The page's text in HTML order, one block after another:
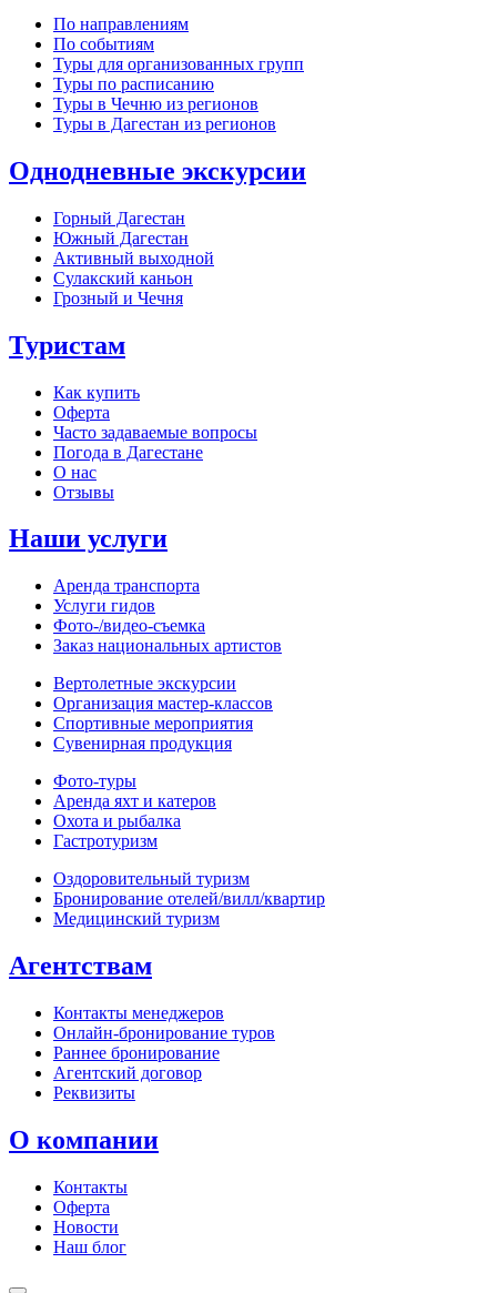
По направлениям
По событиям
Туры для организованных групп
Туры по расписанию
Туры в Чечню из регионов
Туры в Дагестан из регионов
Однодневные экскурсии
Горный Дагестан
Южный Дагестан
Активный выходной
Сулакский каньон
Грозный и Чечня
Туристам
Как купить
Оферта
Часто задаваемые вопросы
Погода в Дагестане
О нас
Отзывы
Наши услуги
Аренда транспорта
Услуги гидов
Фото-/видео‑съемка
Заказ национальных артистов
Вертолетные экскурсии
Организация мастер‑классов
Спортивные мероприятия
Сувенирная продукция
Фото‑туры
Аренда яхт и катеров
Охота и рыбалка
Гастротуризм
Оздоровительный туризм
Бронирование отелей/вилл/квартир
Медицинский туризм
Агентствам
Контакты менеджеров
Онлайн‑бронирование туров
Раннее бронирование
Агентский договор
Реквизиты
О компании
Контакты
Оферта
Новости
Наш блог